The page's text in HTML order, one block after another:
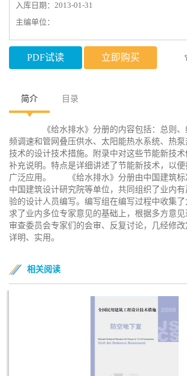
入库日期：2013-01-31
主编单位：
PDF试读 立即购买
简介 目录
《给水排水》分册的内容包括：总则、
频调速和管网叠压供水、太阳能热水系统、热
技术的设计技术措施。附录中对这些节能新技
补充说明。特点是详细讲述了节能新技术，以
广泛应用。 《给水排水》分册由中国建筑标
中国建筑设计研究院等单位，共同组织了业内
验的设计人员编写。编写组在编写过程中收集
求了业内多位专家意见的基础上，根据多方意
审查委员会专家们的会审、反复讨论，几经修改
详明、实用。
相关阅读